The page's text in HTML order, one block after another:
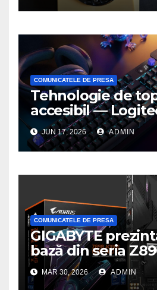
COMUNICATELE DE PRESA
Tehnologie de
accesibil —
seria G3 cu un
o nouă tastatură
gaming pe PC
JUN 17, 2026 ADMIN
COMUNICATELE DE PRESA
GIGABYTE
bază din seria
performanță de
generație la un
MAR 30, 2026 ADMIN